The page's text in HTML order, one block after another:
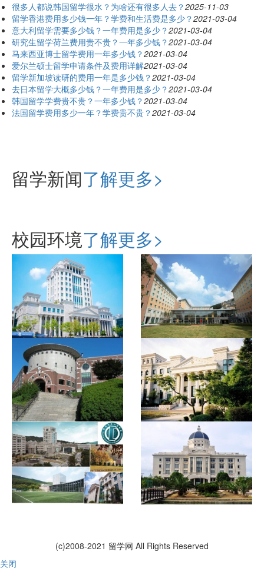
很多人都说韩国留学很水？为啥还有很多人去？2025-11-03
留学香港费用多少钱一年？学费和生活费是多少？2021-03-04
意大利留学需要多少钱？一年费用是多少？2021-03-04
研究生留学荷兰费用贵不贵？一年多少钱？2021-03-04
马来西亚博士留学费用一年多少钱？2021-03-04
爱尔兰硕士留学申请条件及费用详解2021-03-04
留学新加坡读研的费用一年是多少钱？2021-03-04
去日本留学大概多少钱？一年费用是多少？2021-03-04
韩国留学学费贵不贵？一年多少钱？2021-03-04
法国留学费用多少一年？学费贵不贵？2021-03-04
留学新闻了解更多>
校园环境了解更多>
(c)2008-2021 留学网 All Rights Reserved
关闭